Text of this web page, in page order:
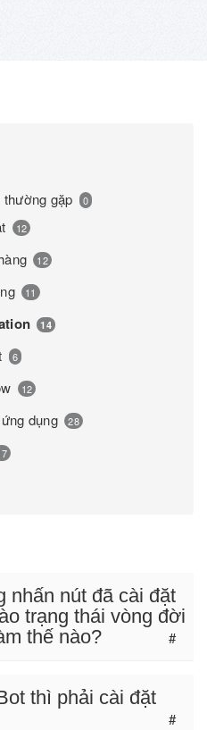
gặp 0
12
12
11
14
6
12
dụng 28
nhấn nút đã cài đặt
trạng thái vòng đời
thế nào?
#
thì phải cài đặt
#